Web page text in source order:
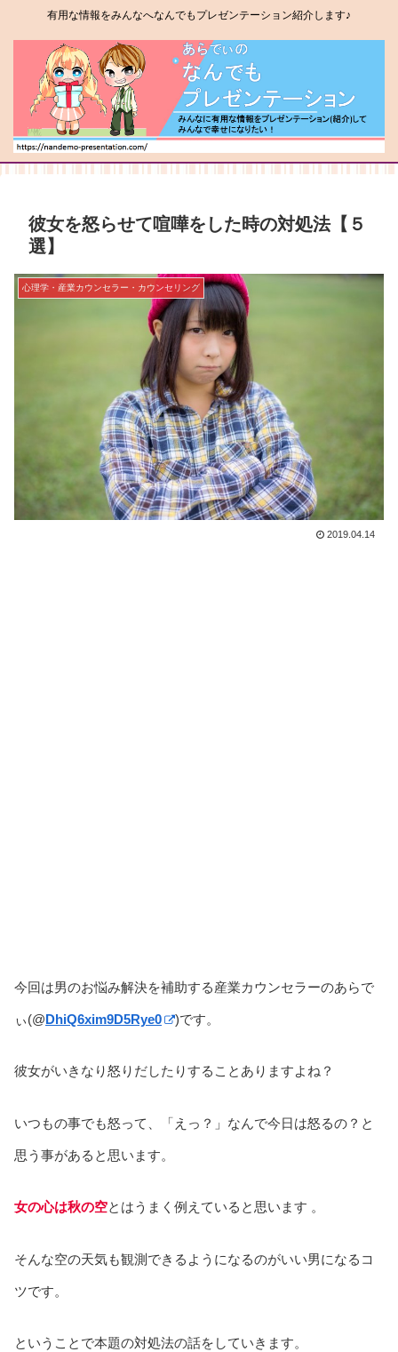
有用な情報をみんなへなんでもプレゼンテーション紹介します♪
彼女を怒らせて喧嘩をした時の対処法【５
選】
心理学・産業カウンセラー・カウンセリング
2019.04.14
今回は男のお悩み解決を補助する産業カウンセラーのあらで
ぃ(@DhiQ6xim9D5Rye0 )です。
彼女がいきなり怒りだしたりすることありますよね？
いつもの事でも怒って、「えっ？」なんで今日は怒るの？と
思う事があると思います。
女の心は秋の空とはうまく例えていると思います 。
そんな空の天気も観測できるようになるのがいい男になるコ
ツです。
ということで本題の対処法の話をしていきます。